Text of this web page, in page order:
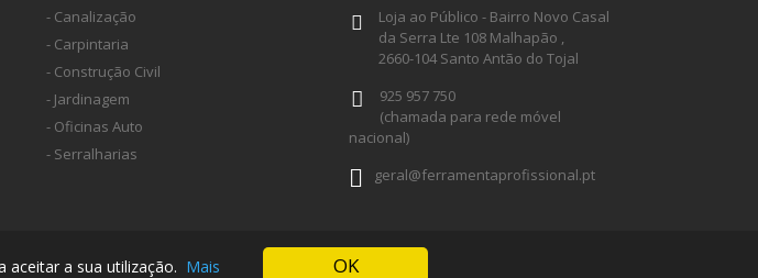
OK
aceitar a sua utilização. Mais
- Canalização
- Carpintaria
- Construção Civil
- Jardinagem
- Oficinas Auto
- Serralharias
Loja ao Público - Bairro Novo Casal
da Serra Lte 108 Malhapão ,
2660-104 Santo Antão do Tojal
925 957 750
(chamada para rede móvel
nacional)
geral@ferramentaprofissional.pt